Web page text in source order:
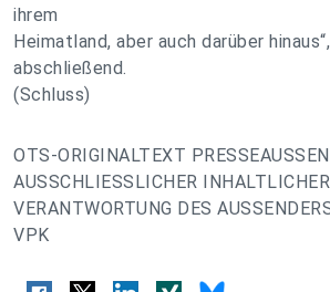
ihrem
Heimatland, aber auch darüber
abschließend.
(Schluss)
OTS-ORIGINALTEXT
AUSSCHLIESSLICHER INHALTLICHER
VERANTWORTUNG DES
VPK